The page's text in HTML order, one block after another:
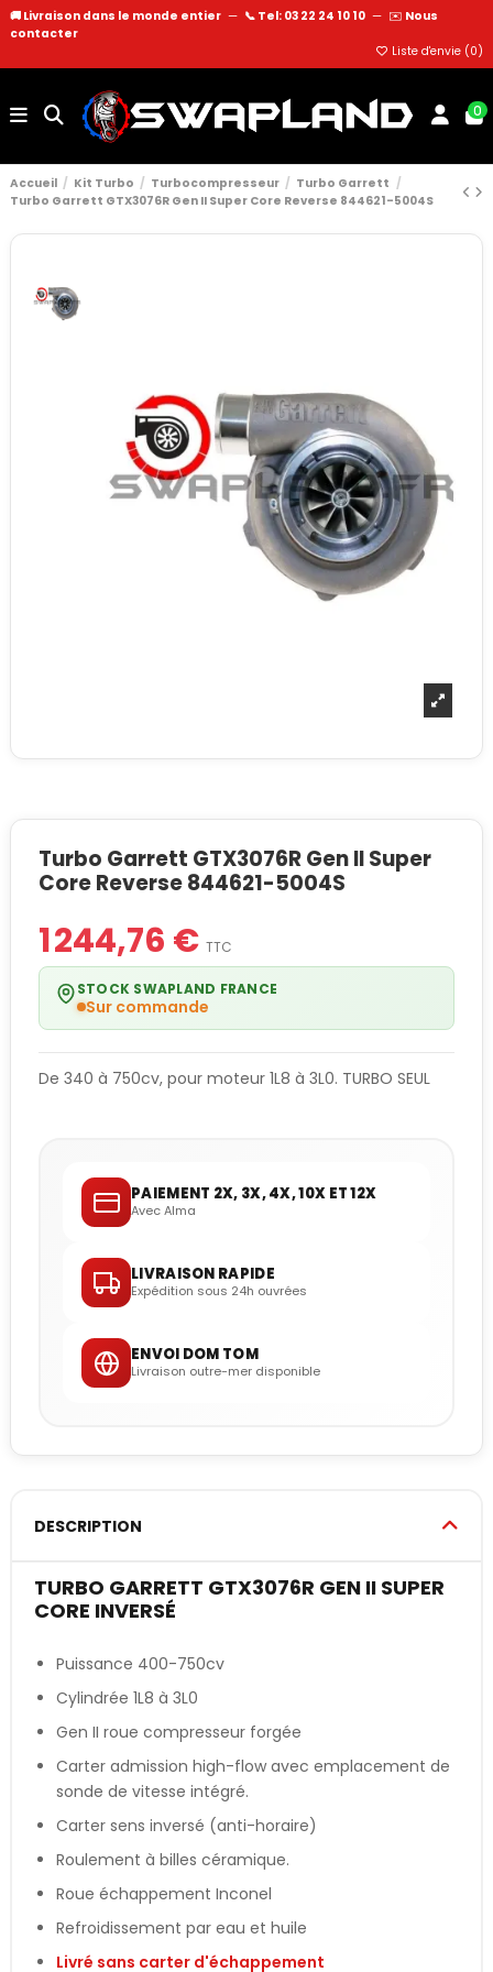
🚚 Livraison dans le monde entier — 📞 Tel: 03 22 24 10 10 — ✉️ Nous
contacter
Liste d'envie (0)
0
Accueil Kit Turbo Turbocompresseur
Turbo Garrett
Turbo Garrett GTX3076R Gen II Super Core Reverse 844621-5004S
Turbo Garrett GTX3076R Gen II Super
Core Reverse 844621-5004S
1 244,76 € TTC
STOCK SWAPLAND FRANCE
Sur commande
De 340 à 750cv, pour moteur 1L8 à 3L0. TURBO SEUL
PAIEMENT 2X, 3X, 4X, 10X ET 12X
Avec Alma
LIVRAISON RAPIDE
Expédition sous 24h ouvrées
ENVOI DOM TOM
Livraison outre-mer disponible
DESCRIPTION
TURBO GARRETT GTX3076R GEN II SUPER
CORE INVERSÉ
Puissance 400-750cv
Cylindrée 1L8 à 3L0
Gen II roue compresseur forgée
Carter admission high-flow avec emplacement de
sonde de vitesse intégré.
Carter sens inversé (anti-horaire)
Roulement à billes céramique.
Roue échappement Inconel
Refroidissement par eau et huile
Livré sans carter d'échappement